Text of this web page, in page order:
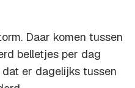
Daar komen tussen
belletjes per dag
er dagelijks tussen